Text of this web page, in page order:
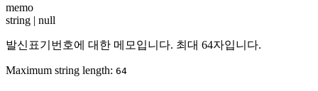
memo
string | null
발신표기번호에 대한 메모입니다. 최대 64자입니다.
Maximum string length: 64